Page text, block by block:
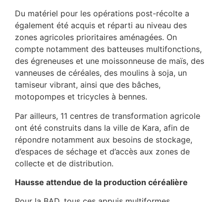
Du matériel pour les opérations post-récolte a
également été acquis et réparti au niveau des
zones agricoles prioritaires aménagées. On
compte notamment des batteuses multifonctions,
des égreneuses et une moissonneuse de maïs, des
vanneuses de céréales, des moulins à soja, un
tamiseur vibrant, ainsi que des bâches,
motopompes et tricycles à bennes.
Par ailleurs, 11 centres de transformation agricole
ont été construits dans la ville de Kara, afin de
répondre notamment aux besoins de stockage,
d’espaces de séchage et d’accès aux zones de
collecte et de distribution.
Hausse attendue de la production céréalière